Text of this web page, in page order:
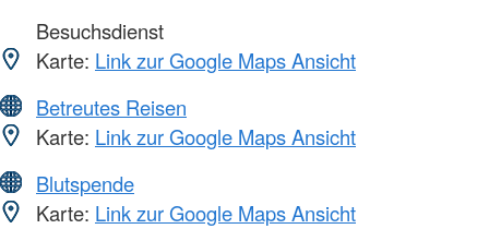
Besuchsdienst
Karte: Link zur Google Maps Ansicht
Betreutes Reisen
Karte: Link zur Google Maps Ansicht
Blutspende
Karte: Link zur Google Maps Ansicht